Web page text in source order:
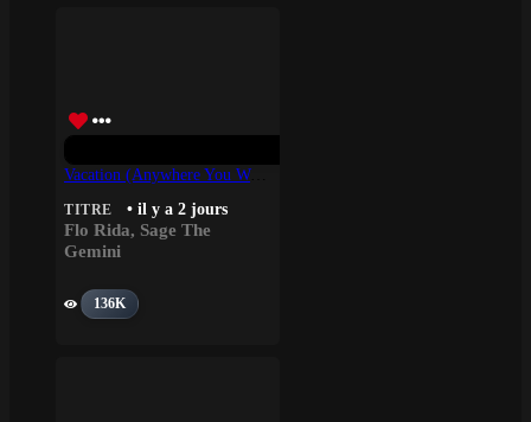
Vacation (Anywhere You Wanna Go) – Flo Rida, Sage The Gemini
TITRE • il y a 2 jours
Flo Rida, Sage The
Gemini
136K